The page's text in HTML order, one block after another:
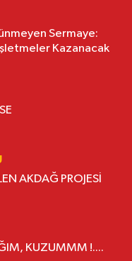
Sermaye:
Kazanacak
AKDAĞ PROJESİ
KUZUMMM !....